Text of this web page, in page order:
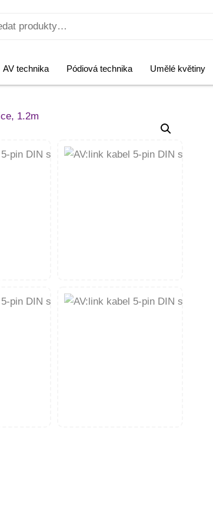
AV technika Pódiová technika Umělé květiny